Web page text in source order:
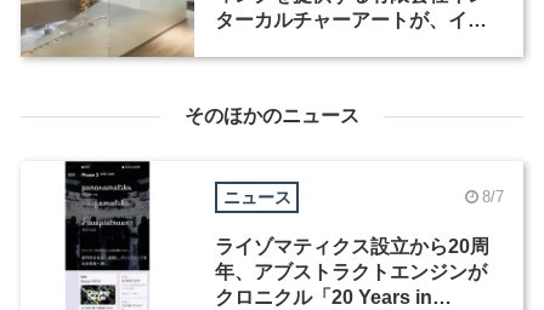
ターカルチャーアートが、イン
そのほかのニュース
ニュース 8/7
ライゾマティクス設立から20周
年、アブストラクトエンジンが
クロニクル「20 Years in